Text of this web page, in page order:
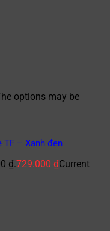
options may be
TF – Xanh đen
₫.729.000 ₫Current